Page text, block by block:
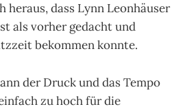
heraus, dass Lynn Leonhäuser
als vorher gedacht und
bekommen konnte.
der Druck und das Tempo
zu hoch für die